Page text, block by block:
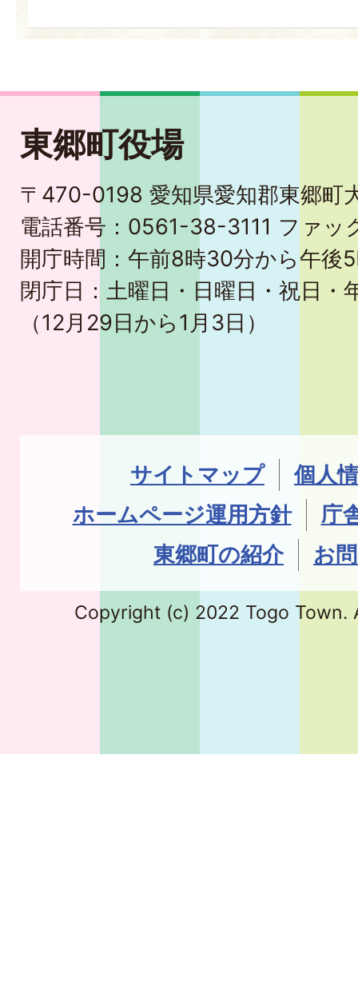
東郷町役場
〒470-0198 愛知県愛知郡東郷町
電話番号：0561-38-3111 ファ
開庁時間：午前8時30分から午後
閉庁日：土曜日・日曜日・祝日・
（12月29日から1月3日）
サイトマップ
個人
ホームページ運用方針
庁
東郷町の紹介
お
Copyright (c) 2022 Togo Town.